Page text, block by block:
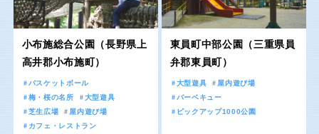
近畿
三重 滋賀
京都
小布施総合公園（長野県上
高井郡小布施町）
バスケットボール
梅・桜の名所
大型遊具
芝生広場
屋内遊び場
カフェ・レストラン
東員町中部公園（三重県員
弁郡東員町）
大型遊具
屋内遊び場
バーベキュー
ピックアップ1000公園